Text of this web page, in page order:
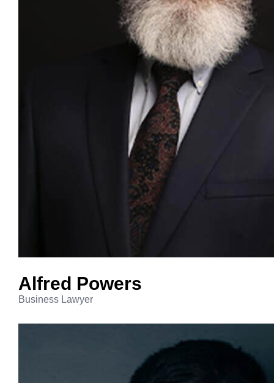
Alfred Powers
Business Lawyer